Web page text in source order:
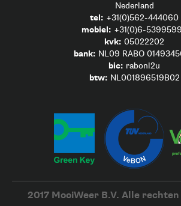
Nederland
tel: +31(0)562-444060
mobiel: +31(0)6-
kvk: 05022202
bank: NL09 RABO
bic: rabonl2u
btw: NL001896519B02
2017 MooiWeer B.V. Alle